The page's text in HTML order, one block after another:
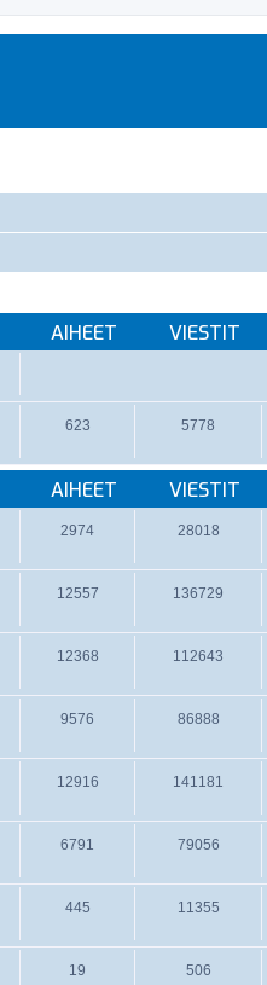
AIHEET VIESTIT
623 5778
AIHEET VIESTIT
2974 28018
12557 136729
12368 112643
9576 86888
12916 141181
6791 79056
445 11355
19 506